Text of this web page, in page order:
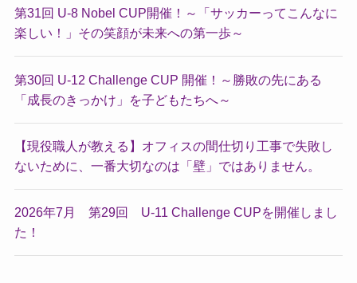
第31回 U-8 Nobel CUP開催！～「サッカーってこんなに
楽しい！」その笑顔が未来への第一歩～
第30回 U-12 Challenge CUP 開催！～勝敗の先にある
「成長のきっかけ」を子どもたちへ～
【現役職人が教える】オフィスの間仕切り工事で失敗し
ないために、一番大切なのは「壁」ではありません。
2026年7月 第29回 U-11 Challenge CUPを開催しまし
た！